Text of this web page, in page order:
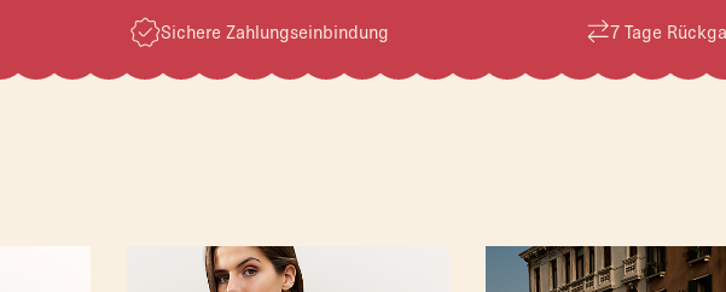
Sichere Zahlungseinbindung 7 Tage